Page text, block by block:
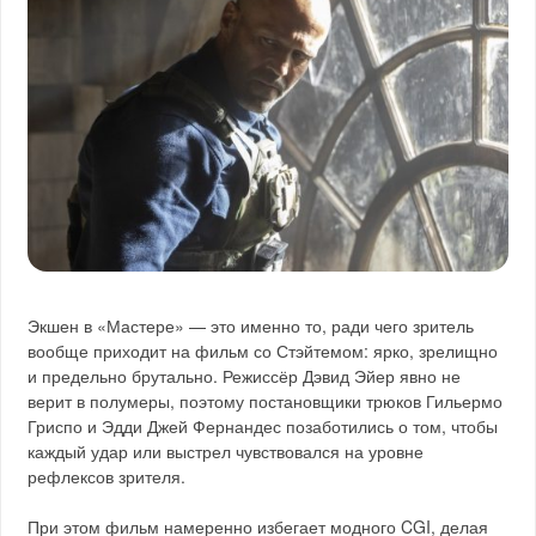
Экшен в «Мастере» — это именно то, ради чего зритель
вообще приходит на фильм со Стэйтемом: ярко, зрелищно
и предельно брутально. Режиссёр Дэвид Эйер явно не
верит в полумеры, поэтому постановщики трюков Гильермо
Гриспо и Эдди Джей Фернандес позаботились о том, чтобы
каждый удар или выстрел чувствовался на уровне
рефлексов зрителя.
При этом фильм намеренно избегает модного CGI, делая